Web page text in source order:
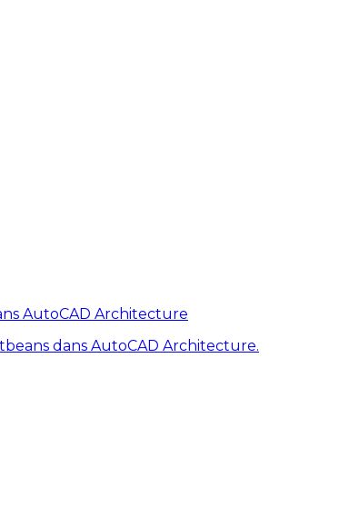
AutoCAD Architecture
dans AutoCAD Architecture.